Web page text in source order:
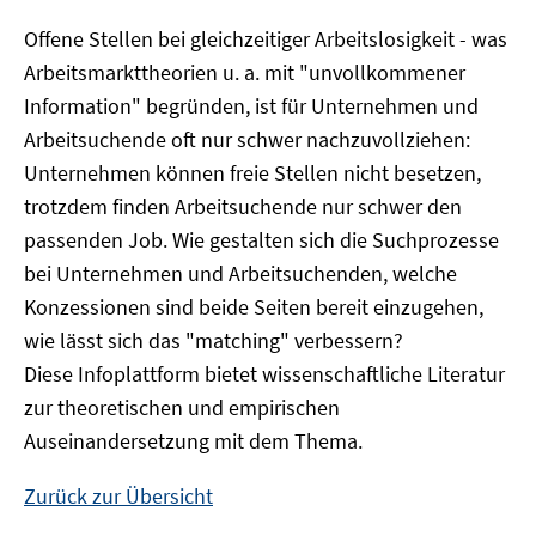
Offene Stellen bei gleichzeitiger Arbeitslosigkeit - was
Arbeitsmarkttheorien u. a. mit "unvollkommener
Information" begründen, ist für Unternehmen und
Arbeitsuchende oft nur schwer nachzuvollziehen:
Unternehmen können freie Stellen nicht besetzen,
trotzdem finden Arbeitsuchende nur schwer den
passenden Job. Wie gestalten sich die Suchprozesse
bei Unternehmen und Arbeitsuchenden, welche
Konzessionen sind beide Seiten bereit einzugehen,
wie lässt sich das "matching" verbessern?
Diese Infoplattform bietet wissenschaftliche Literatur
zur theoretischen und empirischen
Auseinandersetzung mit dem Thema.
Zurück zur Übersicht